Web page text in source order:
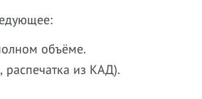
объёме.
распечатка из КАД).